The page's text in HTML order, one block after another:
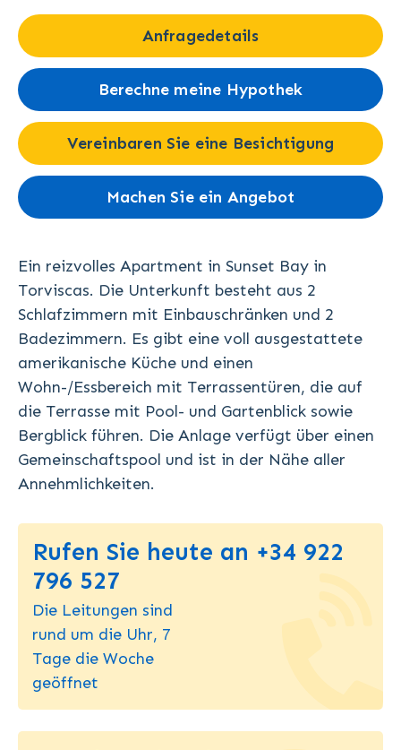
Anfragedetails
Berechne meine Hypothek
Vereinbaren Sie eine Besichtigung
Machen Sie ein Angebot
Ein reizvolles Apartment in Sunset Bay in
Torviscas. Die Unterkunft besteht aus 2
Schlafzimmern mit Einbauschränken und 2
Badezimmern. Es gibt eine voll ausgestattete
amerikanische Küche und einen
Wohn-/Essbereich mit Terrassentüren, die auf
die Terrasse mit Pool- und Gartenblick sowie
Bergblick führen. Die Anlage verfügt über einen
Gemeinschaftspool und ist in der Nähe aller
Annehmlichkeiten.
Rufen Sie heute an +34 922
796 527
Die Leitungen sind
rund um die Uhr, 7
Tage die Woche
geöffnet